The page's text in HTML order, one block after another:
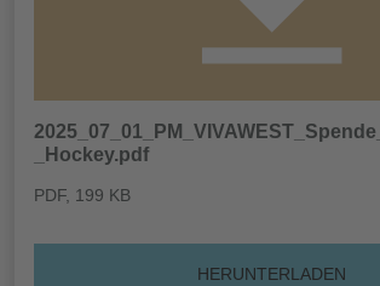
_Hockey.pdf
PDF, 199 KB
HERUNTERLADEN